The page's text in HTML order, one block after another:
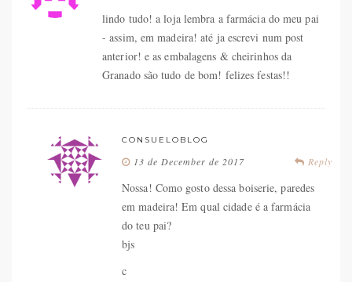
lindo tudo! a loja lembra a farmácia do meu pai
- assim, em madeira! até ja escrevi num post
anterior! e as embalagens & cheirinhos da
Granado são tudo de bom! felizes festas!!
CONSUELOBLOG
Reply
13 de December de 2017
Nossa! Como gosto dessa boiserie, paredes
em madeira! Em qual cidade é a farmácia
do teu pai?
bjs
c